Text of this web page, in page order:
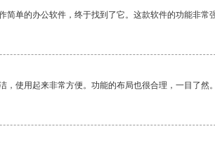
简单的办公软件，终于找到了它。这款软件的功能非
，使用起来非常方便。功能的布局也很合理，一目了然。